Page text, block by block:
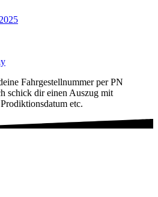
Fahrgestellnummer per PN
schick dir einen Auszug mit
etc.